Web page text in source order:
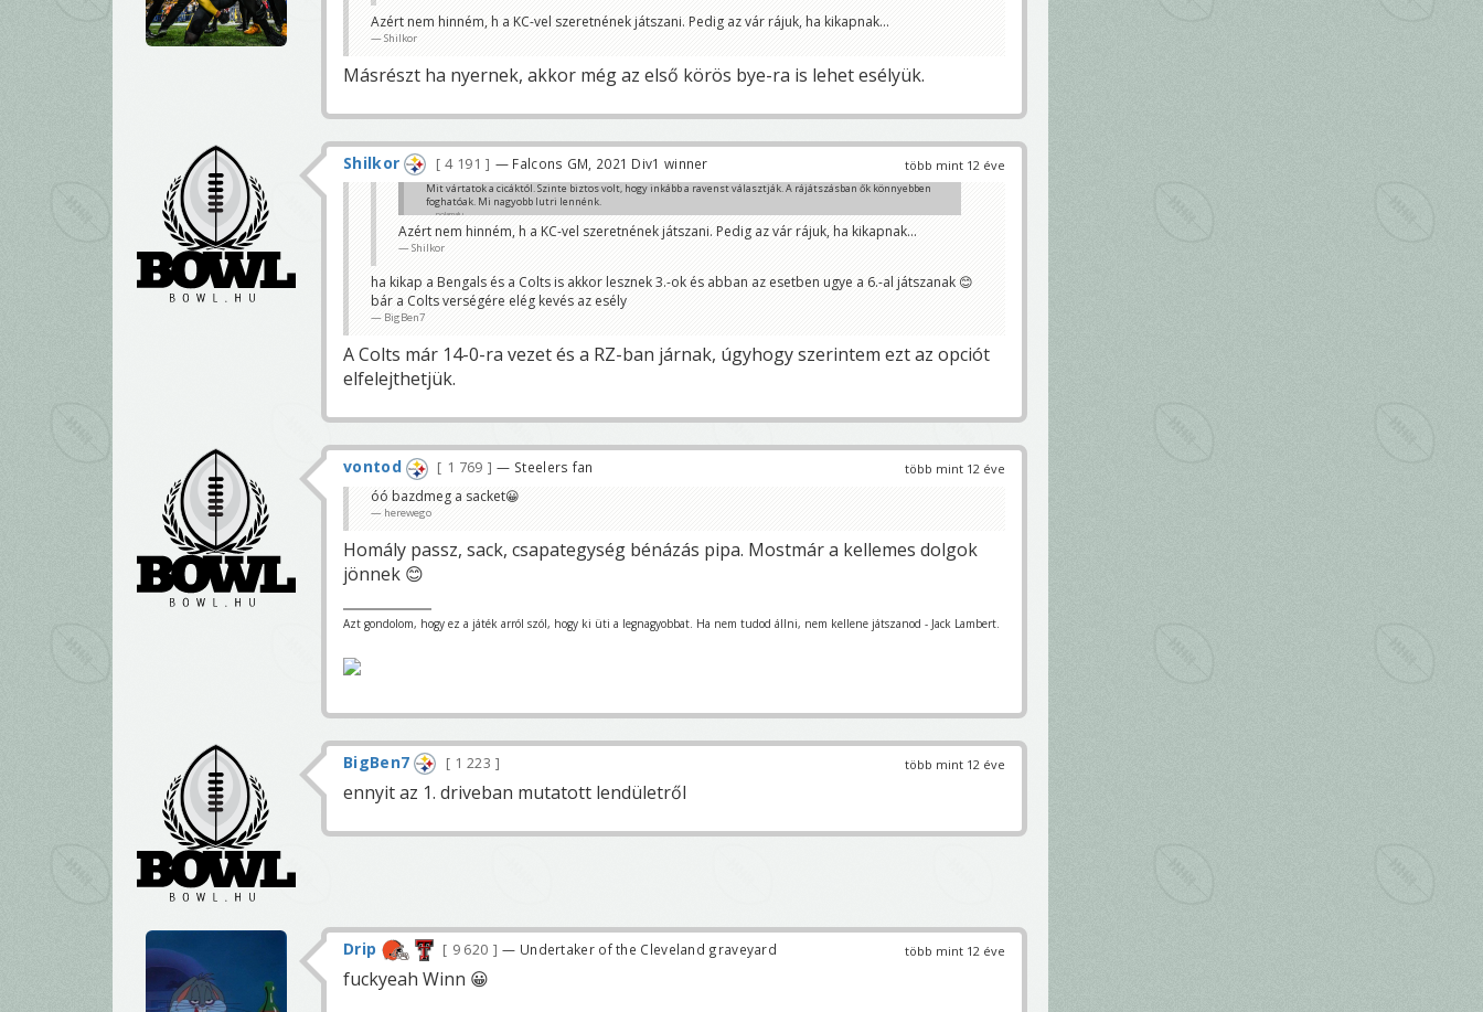
Azért nem hinném, h a KC-vel szeretnének játszani. Pedig az vár rájuk, ha kikapnak...
Shilkor
Másrészt ha nyernek, akkor még az első körös bye-ra is lehet esélyük.
több mint 12 éve
Shilkor 4 191 — Falcons GM, 2021 Div1 winner
Mit vártatok a cicáktól. Szinte biztos volt, hogy inkább a ravenst választják. A rájátszásban ők könnyebben
foghatóak. Mi nagyobb lutri lennénk.
polamalu
Azért nem hinném, h a KC-vel szeretnének játszani. Pedig az vár rájuk, ha kikapnak...
Shilkor
ha kikap a Bengals és a Colts is akkor lesznek 3.-ok és abban az esetben ugye a 6.-al játszanak 😊
bár a Colts verségére elég kevés az esély
BigBen7
A Colts már 14-0-ra vezet és a RZ-ban járnak, úgyhogy szerintem ezt az opciót
elfelejthetjük.
több mint 12 éve
vontod 1 769 — Steelers fan
óó bazdmeg a sacket😀
herewego
Homály passz, sack, csapategység bénázás pipa. Mostmár a kellemes dolgok
jönnek 😊
Azt gondolom, hogy ez a játék arról szól, hogy ki üti a legnagyobbat. Ha nem tudod állni, nem kellene játszanod - Jack Lambert.
több mint 12 éve
BigBen7 1 223
ennyit az 1. driveban mutatott lendületről
több mint 12 éve
Drip 9 620 — Undertaker of the Cleveland graveyard
fuckyeah Winn 😀